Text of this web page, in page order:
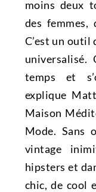
moins deux
des femmes,
C’est un outil
temps et
explique
Maison
Mode. Sans
vintage
hipsters et
chic, de cool